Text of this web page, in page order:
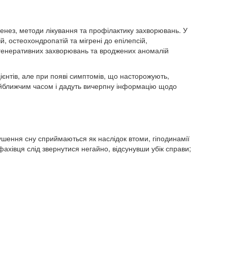
методи лікування та профілактику захворювань. У
остеохондропатій та мігрені до епілепсій,
захворювань та вроджених аномалій
але при появі симптомів, що насторожують,
часом і дадуть вичерпну інформацію щодо
сну сприймаються як наслідок втоми, гіподинамії
слід звернутися негайно, відсунувши убік справи;